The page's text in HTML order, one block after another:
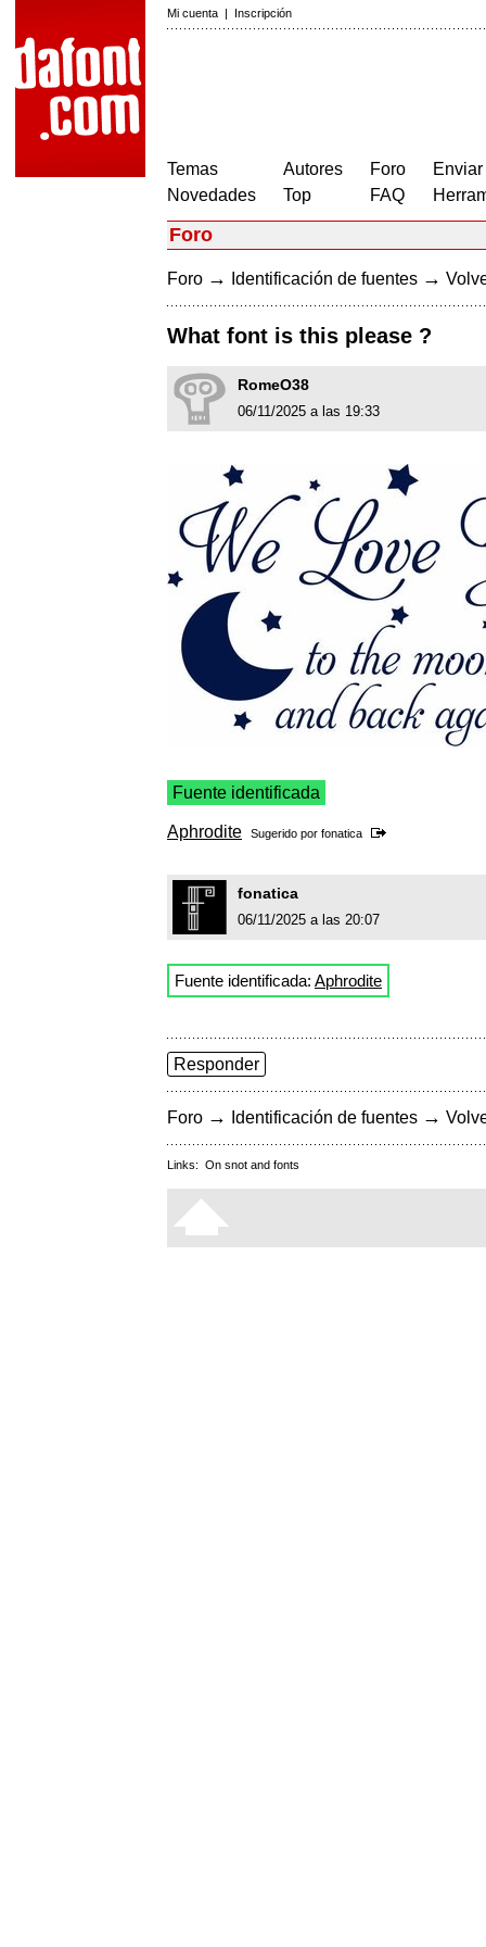
Mi cuenta | Inscripción
Temas
Novedades
Autores
Top
Foro
FAQ
Foro
Foro → Identificación de fuentes →
What font is this please ?
RomeO38
06/11/2025 a las 19:33
Fuente identificada
Aphrodite Sugerido por fonatica
fonatica
06/11/2025 a las 20:07
Fuente identificada: Aphrodite
Responder
Foro → Identificación de fuentes →
Links: On snot and fonts